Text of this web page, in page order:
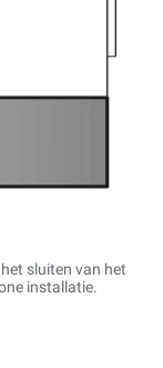
sluiten van het
installatie.